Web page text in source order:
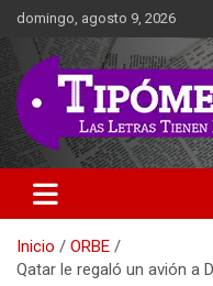
Saltar
contenido
domingo, agosto 9, 2026
Tipometro
Las Letras Tienen Memoria
Inicio
ORBE
Qatar le regaló un avión a